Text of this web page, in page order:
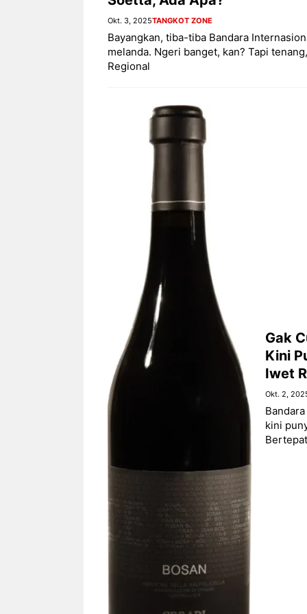
Okt. 3, 2025TANGKOT ZONE
Bayangkan, tiba-tiba Bandara
melanda. Ngeri banget, kan? Tapi
Regional
Gak
Kini
Iwet
Okt. 2,
kini